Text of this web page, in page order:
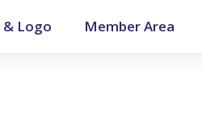
& Logo Member Area